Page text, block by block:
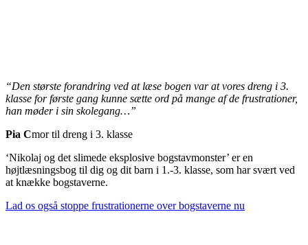
“Den største forandring ved at læse bogen var at vores dreng i 3.
klasse for første gang kunne sætte ord på mange af de frustrationer,
han møder i sin skolegang…”
Pia Cmor til dreng i 3. klasse
‘Nikolaj og det slimede eksplosive bogstavmonster’ er en
højtlæsningsbog til dig og dit barn i 1.-3. klasse, som har svært ved
at knække bogstaverne.
Lad os også stoppe frustrationerne over bogstaverne nu